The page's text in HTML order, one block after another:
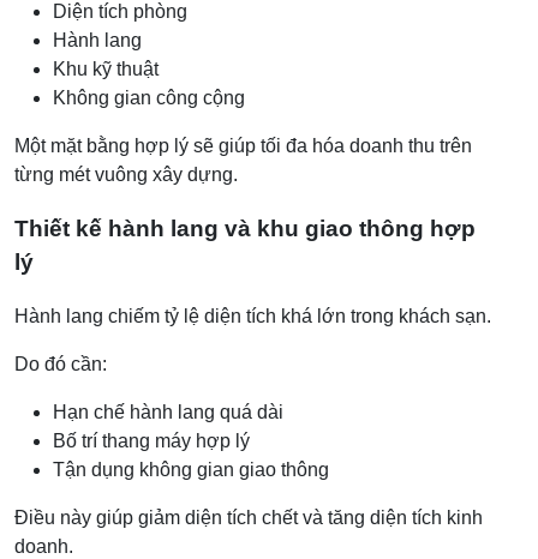
Diện tích phòng
Hành lang
Khu kỹ thuật
Không gian công cộng
Một mặt bằng hợp lý sẽ giúp tối đa hóa doanh thu trên
từng mét vuông xây dựng.
Thiết kế hành lang và khu giao thông hợp
lý
Hành lang chiếm tỷ lệ diện tích khá lớn trong khách sạn.
Do đó cần:
Hạn chế hành lang quá dài
Bố trí thang máy hợp lý
Tận dụng không gian giao thông
Điều này giúp giảm diện tích chết và tăng diện tích kinh
doanh.